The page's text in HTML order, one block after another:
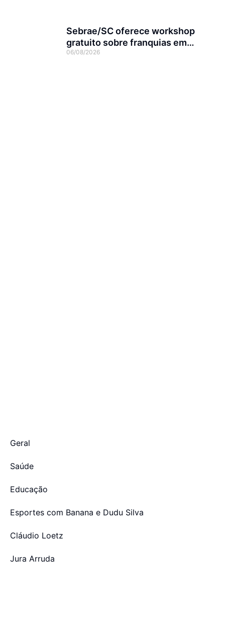
Sebrae/SC oferece workshop
gratuito sobre franquias em
Joinville
06/08/2026
Geral
Saúde
Educação
Esportes com Banana e Dudu Silva
Cláudio Loetz
Jura Arruda